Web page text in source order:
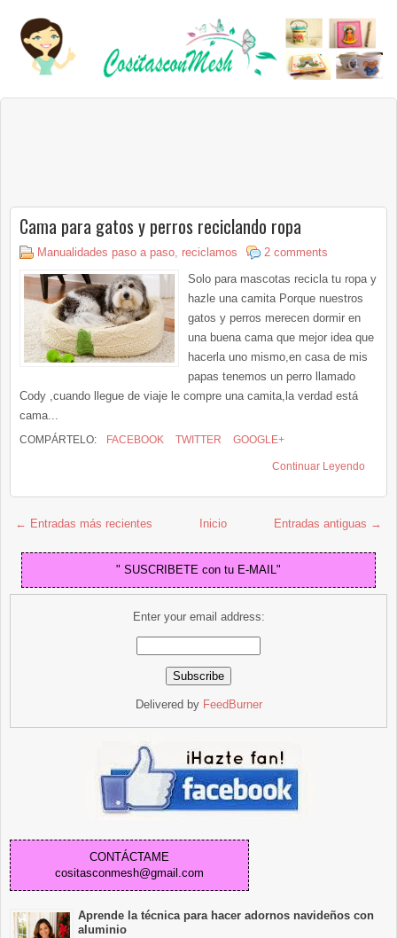
Cama para gatos y perros reciclando ropa
Manualidades paso a paso reciclamos
2 comments
Solo para mascotas recicla tu ropa y
hazle una camita Porque nuestros
gatos y perros merecen dormir en
una buena cama que mejor idea que
hacerla uno mismo,en casa de mis
papas tenemos un perro llamado
Cody ,cuando llegue de viaje le compre una camita,la verdad está
cama...
COMPÁRTELO: FACEBOOK TWITTER GOOGLE+
Continuar Leyendo
← Entradas más recientes Entradas antiguas →
Inicio
" SUSCRIBETE con tu E-MAIL"
Enter your email address:
Delivered by FeedBurner
CONTÁCTAME
cositasconmesh@gmail.com
Aprende la técnica para hacer adornos navideños con
aluminio